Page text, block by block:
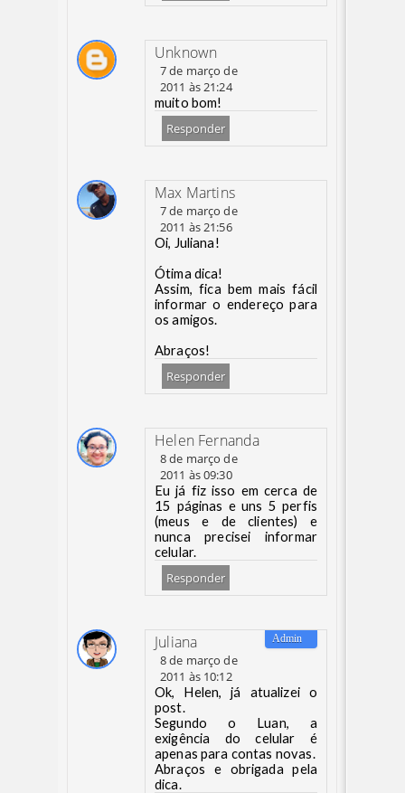
Unknown
7 de março de
2011 às 21:24
muito bom!
Responder
Max Martins
7 de março de
2011 às 21:56
Oi, Juliana!
Ótima dica!
Assim, fica bem mais fácil
informar o endereço para
os amigos.
Abraços!
Responder
Helen Fernanda
8 de março de
2011 às 09:30
Eu já fiz isso em cerca de
15 páginas e uns 5 perfis
(meus e de clientes) e
nunca precisei informar
celular.
Responder
Juliana
8 de março de
2011 às 10:12
Ok, Helen, já atualizei o
post.
Segundo o Luan, a
exigência do celular é
apenas para contas novas.
Abraços e obrigada pela
dica.